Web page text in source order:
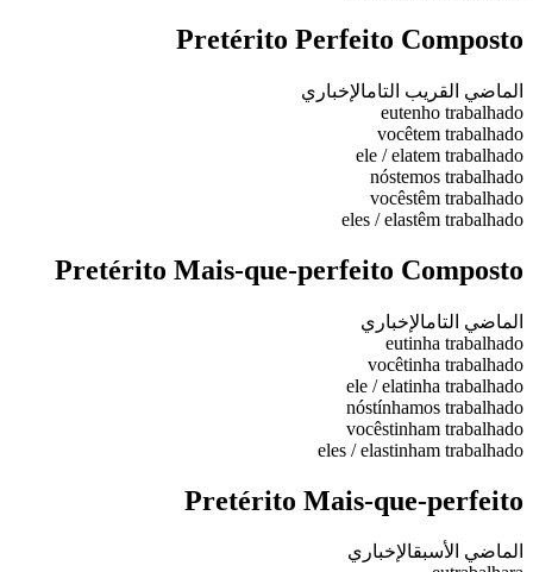
Pretérito Perfeito Composto
الماضي القريب التامالإخباري
eutenho trabalhado
vocêtem trabalhado
ele / elatem trabalhado
nóstemos trabalhado
vocêstêm trabalhado
eles / elastêm trabalhado
Pretérito Mais-que-perfeito Composto
الماضي التامالإخباري
eutinha trabalhado
vocêtinha trabalhado
ele / elatinha trabalhado
nóstínhamos trabalhado
vocêstinham trabalhado
eles / elastinham trabalhado
Pretérito Mais-que-perfeito
الماضي الأسبقالإخباري